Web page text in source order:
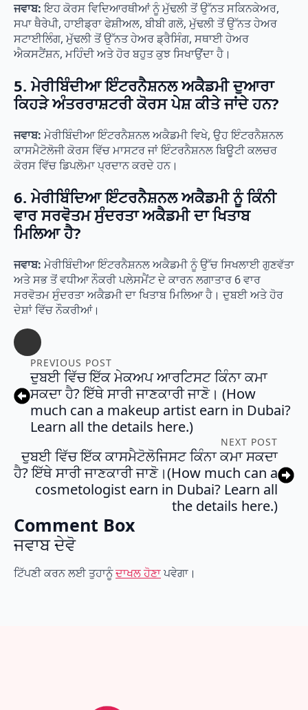
ਜਵਾਬ:ਇਹ ਕੋਰਸ ਵਿਦਿਆਰਥੀਆਂ ਨੂੰ ਮੁੱਢਲੀ ਤੋਂ ਉੱਨਤ ਸਕਿਨਕੇਅਰ,
ਸਪਾ ਥੈਰੇਪੀ, ਹਾਈਡ੍ਰਾ ਫੇਸ਼ੀਅਲ, ਬੀਬੀ ਗਲੋ, ਮੁੱਢਲੀ ਤੋਂ ਉੱਨਤ ਹੇਅਰ
ਸਟਾਈਲਿੰਗ, ਮੁੱਢਲੀ ਤੋਂ ਉੱਨਤ ਹੇਅਰ ਡ੍ਰੈਸਿੰਗ, ਸਥਾਈ ਹੇਅਰ
ਐਕਸਟੈਂਸ਼ਨ, ਮਹਿੰਦੀ ਅਤੇ ਹੋਰ ਬਹੁਤ ਕੁਝ ਸਿਖਾਉਂਦਾ ਹੈ।
5.ਮੇਰੀਬਿੰਦੀਆ ਇੰਟਰਨੈਸ਼ਨਲ ਅਕੈਡਮੀ ਦੁਆਰਾ
ਕਿਹੜੇ ਅੰਤਰਰਾਸ਼ਟਰੀ ਕੋਰਸ ਪੇਸ਼ ਕੀਤੇ ਜਾਂਦੇ ਹਨ?
ਜਵਾਬ: ਮੇਰੀਬਿੰਦੀਆ ਇੰਟਰਨੈਸ਼ਨਲ ਅਕੈਡਮੀ ਵਿਖੇ, ਉਹ ਇੰਟਰਨੈਸ਼ਨਲ
ਕਾਸਮੈਟੋਲੋਜੀ ਕੋਰਸ ਵਿੱਚ ਮਾਸਟਰ ਜਾਂ ਇੰਟਰਨੈਸ਼ਨਲ ਬਿਊਟੀ ਕਲਚਰ
ਕੋਰਸ ਵਿੱਚ ਡਿਪਲੋਮਾ ਪ੍ਰਦਾਨ ਕਰਦੇ ਹਨ।
6. ਮੇਰੀਬਿੰਦਿਆ ਇੰਟਰਨੈਸ਼ਨਲ ਅਕੈਡਮੀ ਨੂੰ ਕਿੰਨੀ
ਵਾਰ ਸਰਵੋਤਮ ਸੁੰਦਰਤਾ ਅਕੈਡਮੀ ਦਾ ਖਿਤਾਬ
ਮਿਲਿਆ ਹੈ?
ਜਵਾਬ: ਮੇਰੀਬਿੰਦੀਆ ਇੰਟਰਨੈਸ਼ਨਲ ਅਕੈਡਮੀ ਨੂੰ ਉੱਚ ਸਿਖਲਾਈ ਗੁਣਵੱਤਾ
ਅਤੇ ਸਭ ਤੋਂ ਵਧੀਆ ਨੌਕਰੀ ਪਲੇਸਮੈਂਟ ਦੇ ਕਾਰਨ ਲਗਾਤਾਰ 6 ਵਾਰ
ਸਰਵੋਤਮ ਸੁੰਦਰਤਾ ਅਕੈਡਮੀ ਦਾ ਖਿਤਾਬ ਮਿਲਿਆ ਹੈ। ਦੁਬਈ ਅਤੇ ਹੋਰ
ਦੇਸ਼ਾਂ ਵਿੱਚ ਨੌਕਰੀਆਂ।
PREVIOUS POST
ਦੁਬਈ ਵਿੱਚ ਇੱਕ ਮੇਕਅਪ ਆਰਟਿਸਟ ਕਿੰਨਾ ਕਮਾ
ਸਕਦਾ ਹੈ? ਇੱਥੇ ਸਾਰੀ ਜਾਣਕਾਰੀ ਜਾਣੋ। (How
much can a makeup artist earn in Dubai?
Learn all the details here.)
NEXT POST
ਦੁਬਈ ਵਿੱਚ ਇੱਕ ਕਾਸਮੈਟੋਲੋਜਿਸਟ ਕਿੰਨਾ ਕਮਾ ਸਕਦਾ
ਹੈ? ਇੱਥੇ ਸਾਰੀ ਜਾਣਕਾਰੀ ਜਾਣੋ।(How much can a
cosmetologist earn in Dubai? Learn all
the details here.)
Comment Box
ਜਵਾਬ ਦੇਵੋ
ਟਿੱਪਣੀ ਕਰਨ ਲਈ ਤੁਹਾਨੂੰਦਾਖਲ ਹੋਣਾਪਵੇਗਾ।